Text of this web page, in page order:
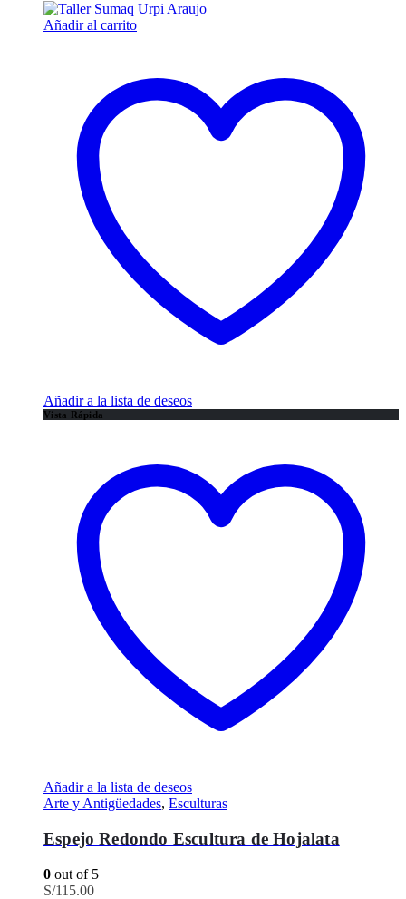
Añadir al carrito
Añadir a la lista de deseos
Vista Rápida
Añadir a la lista de deseos
Arte y Antigüedades, Esculturas
Espejo Redondo Escultura de Hojalata
0 out of 5
S/115.00